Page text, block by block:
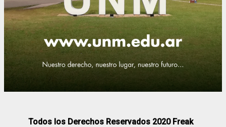
Todos los Derechos Reservados 2020 Freak